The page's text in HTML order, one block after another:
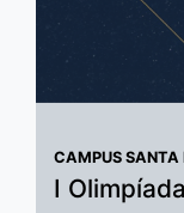
CAMPUS SANTA
I